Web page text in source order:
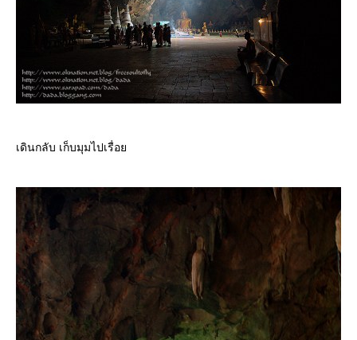
เดินกลับ เก็บมุมไปเรื่อ